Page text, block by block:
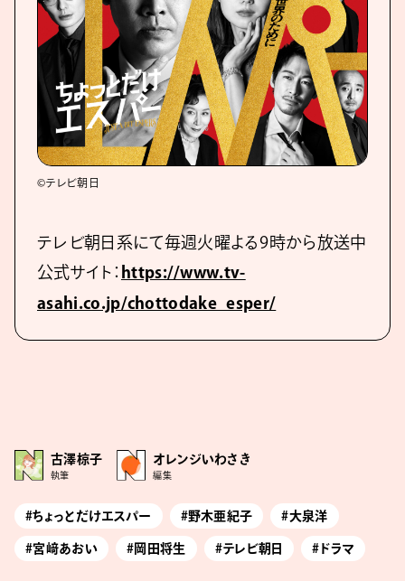
©テレビ朝日
テレビ朝日系にて毎週火曜よる9時から放送中
公式サイト： https://www.tv-
asahi.co.jp/chottodake_esper/
古澤椋子
執筆
オレンジいわさき
編集
#ちょっとだけエスパー #野木亜紀子 #大泉洋
#宮﨑あおい #岡田将生 #テレビ朝日 #ドラマ